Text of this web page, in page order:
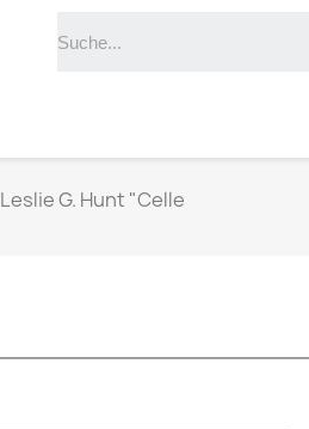
Leslie G. Hunt "Celle